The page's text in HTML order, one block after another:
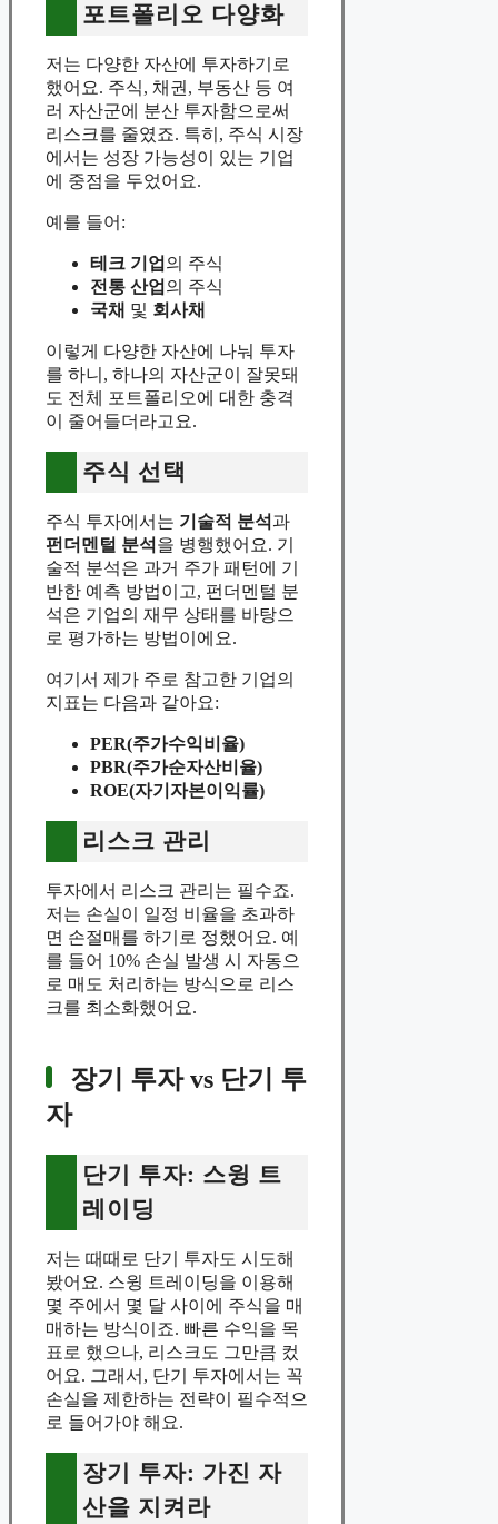
포트폴리오 다양화
저는 다양한 자산에 투자하기로
했어요. 주식, 채권, 부동산 등 여
러 자산군에 분산 투자함으로써
리스크를 줄였죠. 특히, 주식 시장
에서는 성장 가능성이 있는 기업
에 중점을 두었어요.
예를 들어:
테크 기업 의 주식
전통 산업 의 주식
국채 및 회사채
이렇게 다양한 자산에 나눠 투자
를 하니, 하나의 자산군이 잘못돼
도 전체 포트폴리오에 대한 충격
이 줄어들더라고요.
주식 선택
주식 투자에서는 기술적 분석 과
펀더멘털 분석 을 병행했어요. 기
술적 분석은 과거 주가 패턴에 기
반한 예측 방법이고, 펀더멘털 분
석은 기업의 재무 상태를 바탕으
로 평가하는 방법이에요.
여기서 제가 주로 참고한 기업의
지표는 다음과 같아요:
PER(주가수익비율)
PBR(주가순자산비율)
ROE(자기자본이익률)
리스크 관리
투자에서 리스크 관리는 필수죠.
저는 손실이 일정 비율을 초과하
면 손절매를 하기로 정했어요. 예
를 들어 10% 손실 발생 시 자동으
로 매도 처리하는 방식으로 리스
크를 최소화했어요.
장기 투자 vs 단기 투
자
단기 투자: 스윙 트
레이딩
저는 때때로 단기 투자도 시도해
봤어요. 스윙 트레이딩을 이용해
몇 주에서 몇 달 사이에 주식을 매
매하는 방식이죠. 빠른 수익을 목
표로 했으나, 리스크도 그만큼 컸
어요. 그래서, 단기 투자에서는 꼭
손실을 제한하는 전략이 필수적으
로 들어가야 해요.
장기 투자: 가진 자
산을 지켜라